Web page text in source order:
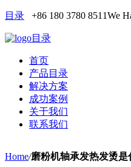
目录 +86 180 3780 8511We
目录
首页
产品目录
解决方案
成功案例
关于我们
联系我们
Home/磨粉机轴承发热发烫是